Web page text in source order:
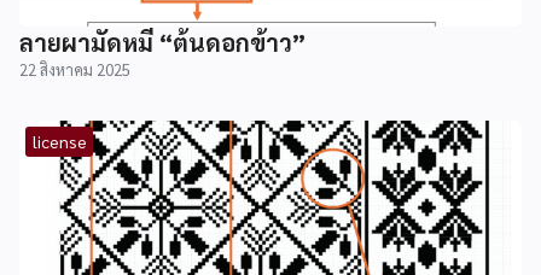
ลายผามัดหมี่ “ต้นดอกข้าว”
22 สิงหาคม 2025
license